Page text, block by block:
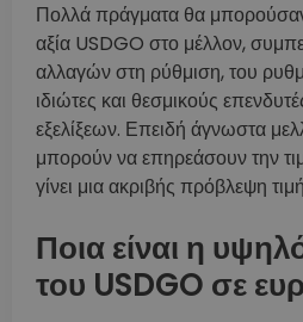
Πολλά πράγματα θα
αξία USDGO στο μέλλον,
αλλαγών στη ρύθμιση, του
ιδιώτες και θεσμικούς
εξελίξεων. Επειδή άγνωστα
μπορούν να επηρεάσουν την
γίνει μια ακριβής πρόβλεψη
Ποια είναι η
του USDGO σε